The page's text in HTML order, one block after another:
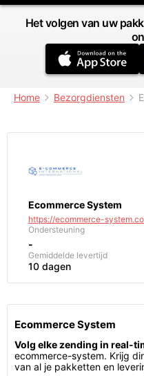
Het volgen van uw
Home Bezorgdiensten
Ecommerce System
https://ecommerce-
Ondersteuning
-
Gemiddelde levertijd
10 dagen
Ecommerce System
Volg elke zending in real-
ecommerce-system. Krijg
van al je pakketten en